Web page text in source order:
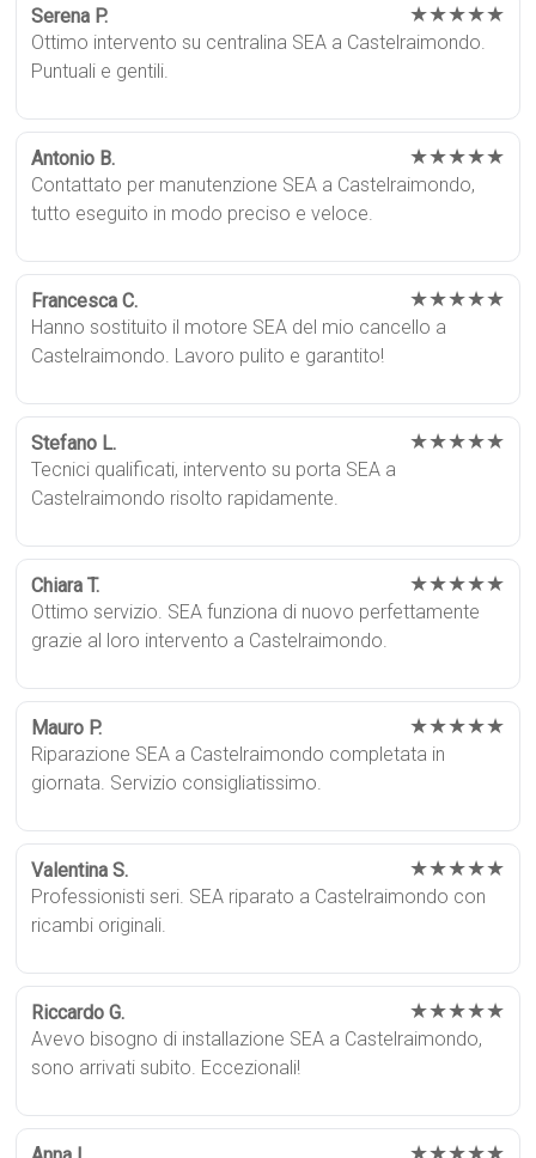
Serena P. ★★★★★
Ottimo intervento su centralina SEA a Castelraimondo.
Puntuali e gentili.
Antonio B. ★★★★★
Contattato per manutenzione SEA a Castelraimondo,
tutto eseguito in modo preciso e veloce.
Francesca C. ★★★★★
Hanno sostituito il motore SEA del mio cancello a
Castelraimondo. Lavoro pulito e garantito!
Stefano L. ★★★★★
Tecnici qualificati, intervento su porta SEA a
Castelraimondo risolto rapidamente.
Chiara T. ★★★★★
Ottimo servizio. SEA funziona di nuovo perfettamente
grazie al loro intervento a Castelraimondo.
Mauro P. ★★★★★
Riparazione SEA a Castelraimondo completata in
giornata. Servizio consigliatissimo.
Valentina S. ★★★★★
Professionisti seri. SEA riparato a Castelraimondo con
ricambi originali.
Riccardo G. ★★★★★
Avevo bisogno di installazione SEA a Castelraimondo,
sono arrivati subito. Eccezionali!